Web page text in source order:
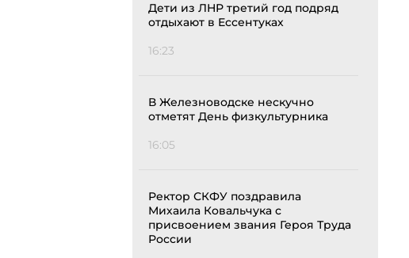
Дети из ЛНР третий год подряд
отдыхают в Ессентуках
16:23
В Железноводске нескучно
отметят День физкультурника
16:05
Ректор СКФУ поздравила
Михаила Ковальчука с
присвоением звания Героя Труда
России